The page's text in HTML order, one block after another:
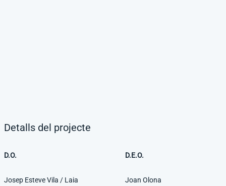
Detalls del projecte
D.O.
Josep Esteve Vila / Laia
D.E.O.
Joan Olona